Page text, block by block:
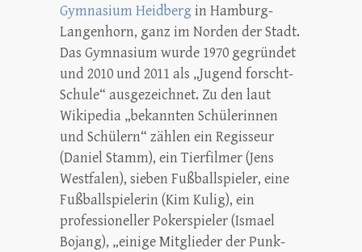
Gymnasium Heidberg in Hamburg-
Langenhorn, ganz im Norden der Stadt.
Das Gymnasium wurde 1970 gegründet
und 2010 und 2011 als „Jugend forscht-
Schule“ ausgezeichnet. Zu den laut
Wikipedia „bekannten Schülerinnen
und Schülern“ zählen ein Regisseur
(Daniel Stamm), ein Tierfilmer (Jens
Westfalen), sieben Fußballspieler, eine
Fußballspielerin (Kim Kulig), ein
professioneller Pokerspieler (Ismael
Bojang), „einige Mitglieder der Punk-